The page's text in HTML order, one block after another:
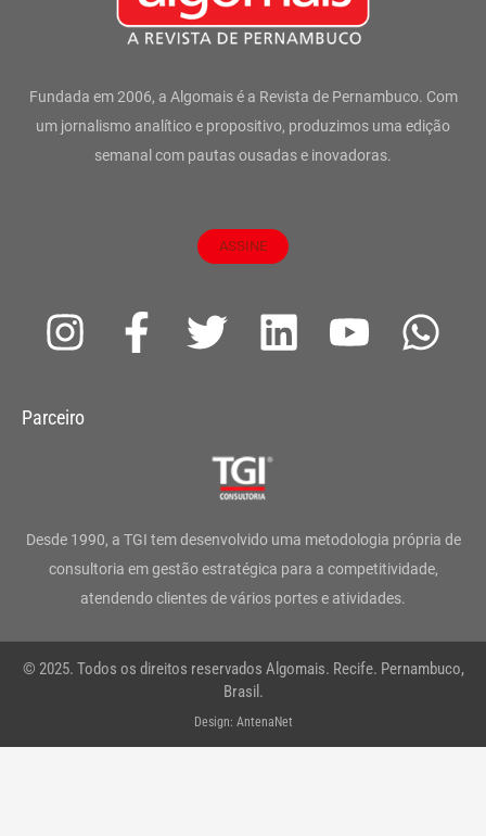
Fundada em 2006, a Algomais é a Revista de Pernambuco. Com
um jornalismo analítico e propositivo, produzimos uma edição
semanal com pautas ousadas e inovadoras.
ASSINE
I
s
g
r
a
m
F
a
o
o
k
-
T
t
e
r
L
d
i
n
Y
b
e
W
a
p
Parceiro
Desde 1990, a TGI tem desenvolvido uma metodologia própria de
consultoria em gestão estratégica para a competitividade,
atendendo clientes de vários portes e atividades.
© 2025. Todos os direitos reservados Algomais. Recife. Pernambuco,
Brasil.
Design: AntenaNet